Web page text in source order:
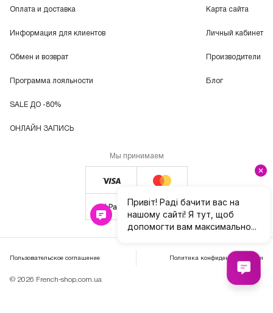
Оплата и доставка
Информация для клиентов
Обмен и возврат
Программа лояльности
SALE ДО -80%
ОНЛАЙН ЗАПИСЬ
Карта сайта
Личный кабинет
Производители
Блог
Мы принимаем
© 2026 French-shop.com.ua
Пользовательское соглашение Политика конфиденциальности